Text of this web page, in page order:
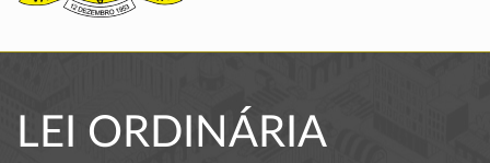
LEI ORDINÁRIA